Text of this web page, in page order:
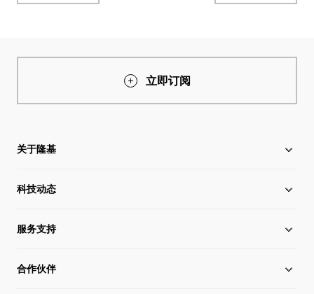
立即订阅
关于隆基
关于隆基
全球化布局
管理层信息
科技动态
硅片价格
行业动态
服务支持
下载中心
合作伙伴